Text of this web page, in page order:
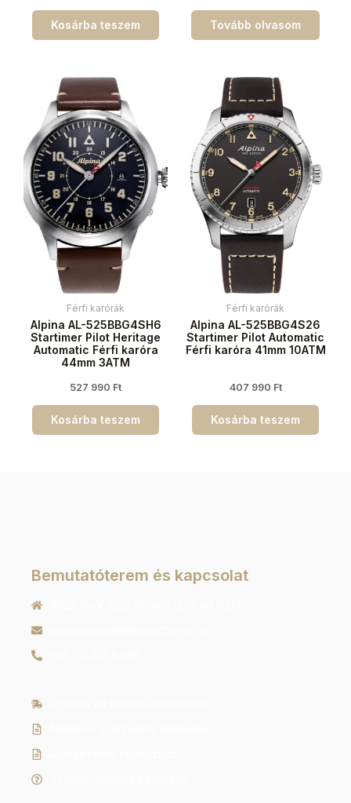
Kosárba teszem Tovább olvasom
Férfi karórák
Alpina AL-525BBG4SH6
Startimer Pilot Heritage
Automatic Férfi karóra
44mm 3ATM
527 990 Ft
Kosárba teszem
Férfi karórák
Alpina AL-525BBG4S26
Startimer Pilot Automatic
Férfi karóra 41mm 10ATM
407 990 Ft
Kosárba teszem
Bemutatóterem és kapcsolat